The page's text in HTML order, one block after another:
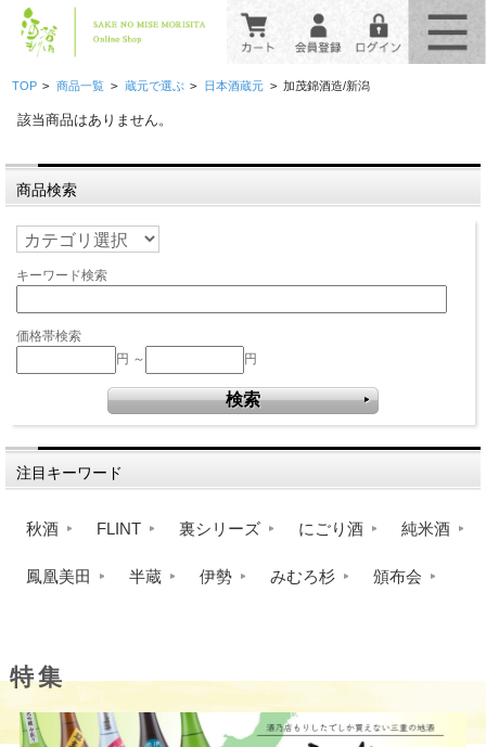
TOP > 商品一覧 > 蔵元で選ぶ > 日本酒蔵元 > 加茂錦酒造/新潟
該当商品はありません。
商品検索
キーワード検索
価格帯検索
円 ～
円
注目キーワード
秋酒 FLINT 裏シリーズ にごり酒 純米酒
鳳凰美田 半蔵 伊勢 みむろ杉 頒布会
特集